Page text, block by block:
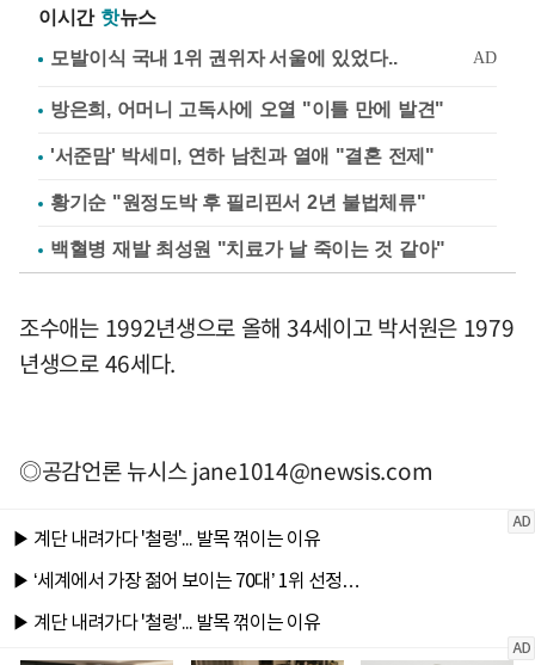
이시간 핫뉴스
방은희, 어머니 고독사에 오열 "이틀 만에 발견"
'서준맘' 박세미, 연하 남친과 열애 "결혼 전제"
황기순 "원정도박 후 필리핀서 2년 불법체류"
백혈병 재발 최성원 "치료가 날 죽이는 것 같아"
조수애는 1992년생으로 올해 34세이고 박서원은 1979
년생으로 46세다.
◎공감언론 뉴시스jane1014@newsis.com